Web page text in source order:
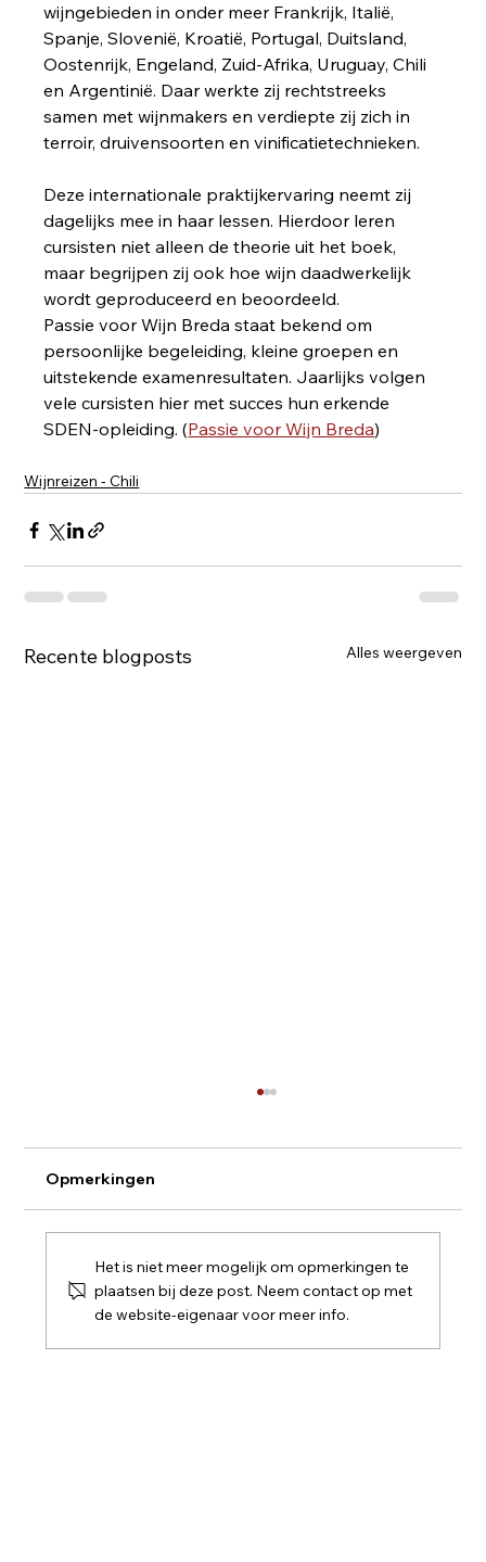
wijngebieden in onder meer Frankrijk, Italië,
Spanje, Slovenië, Kroatië, Portugal, Duitsland,
Oostenrijk, Engeland, Zuid-Afrika, Uruguay, Chili
en Argentinië. Daar werkte zij rechtstreeks
samen met wijnmakers en verdiepte zij zich in
terroir, druivensoorten en vinificatietechnieken.
Deze internationale praktijkervaring neemt zij
dagelijks mee in haar lessen. Hierdoor leren
cursisten niet alleen de theorie uit het boek,
maar begrijpen zij ook hoe wijn daadwerkelijk
wordt geproduceerd en beoordeeld.
Passie voor Wijn Breda staat bekend om
persoonlijke begeleiding, kleine groepen en
uitstekende examenresultaten. Jaarlijks volgen
vele cursisten hier met succes hun erkende
SDEN-opleiding. (Passie voor Wijn Breda)
Wijnreizen - Chili
Recente blogposts Alles weergeven
Wijnreizen - Chili - Casablanca
Opmerkingen
Het is niet meer mogelijk om opmerkingen te
plaatsen bij deze post. Neem contact op met
de website-eigenaar voor meer info.